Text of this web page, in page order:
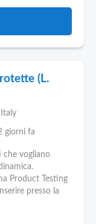
(L.
giorni fa
che vogliano
Product Testing
presso la